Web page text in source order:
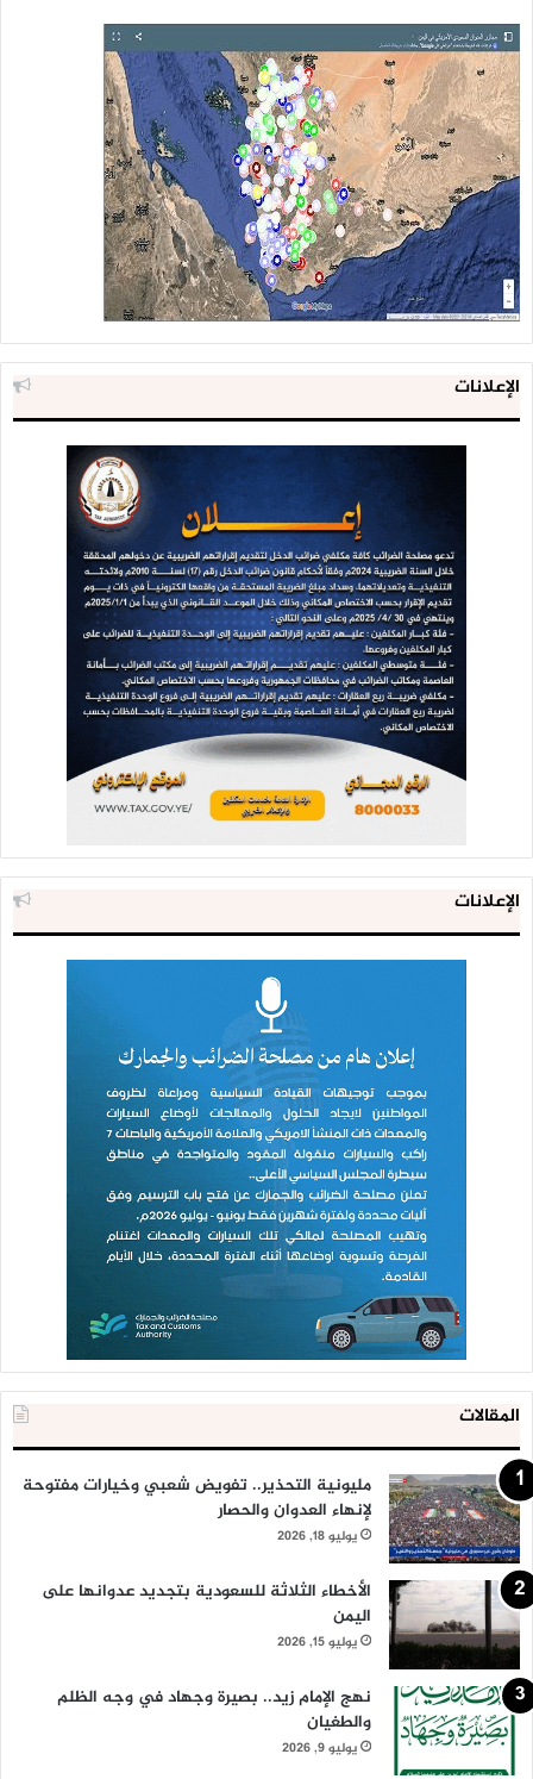
الإعلانات
الإعلانات
المقالات
مليونية التحذير.. تفويض شعبي وخيارات مفتوحة
لإنهاء العدوان والحصار
يوليو 18, 2026
الأخطاء الثلاثة للسعودية بتجديد عدوانها على
اليمن
يوليو 15, 2026
نهج الإمام زيد.. بصيرة وجهاد في وجه الظلم
والطغيان
يوليو 9, 2026